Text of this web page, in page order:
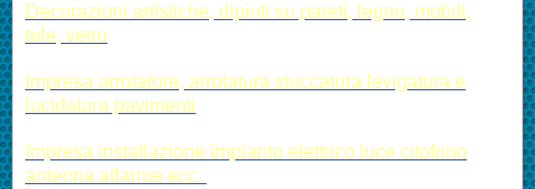
Decorazioni artistiche, dipinti su pareti, legno, mobili,
tele, vetro
Impresa arrotatore, arrotatura stuccatura levigatura e
lucidatura pavimenti
Impresa installazione impianto elettrico luce citofono
antenna allarme ecc.